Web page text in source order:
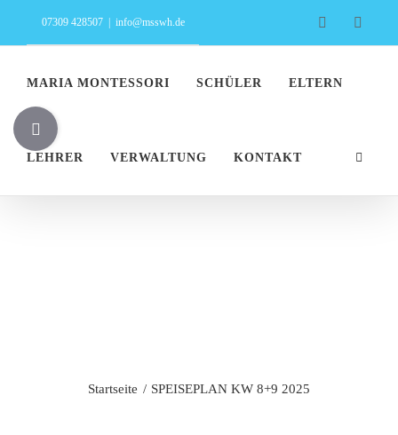
Inhalt
07309 428507 info@msswh.de Facebook
MARIA MONTESSORI SCHÜLER ELTERN
LEHRER VERWALTUNG KONTAKT
Startseite SPEISEPLAN KW 8+9 2025
Toggle
Sliding